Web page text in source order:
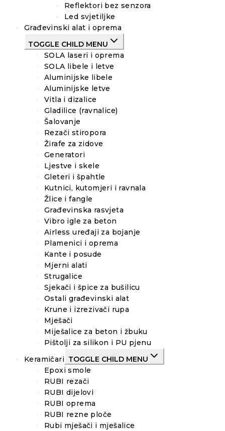
Reflektori bez senzora
Led svjetiljke
Građevinski alat i oprema
TOGGLE CHILD MENU
SOLA laseri i oprema
SOLA libele i letve
Aluminijske libele
Aluminijske letve
Vitla i dizalice
Gladilice (ravnalice)
Šalovanje
Rezači stiropora
Žirafe za zidove
Generatori
Ljestve i skele
Gleteri i špahtle
Kutnici, kutomjeri i ravnala
Žlice i fangle
Građevinska rasvjeta
Vibro igle za beton
Airless uređaji za bojanje
Plamenici i oprema
Kante i posude
Mjerni alati
Strugalice
Sjekači i špice za bušilicu
Ostali građevinski alat
Krune i izrezivači rupa
Mješači
Miješalice za beton i žbuku
Pištolji za silikon i PU pjenu
Keramičari TOGGLE CHILD MENU
Epoxi smole
RUBI rezači
RUBI dijelovi
RUBI oprema
RUBI rezne ploče
Rubi mješači i mješalice